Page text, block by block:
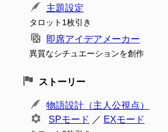
主題設定
タロット1枚引き
即席アイデアメーカー
異質なシチュエーションを創作
ストーリー
物語設計（主人公視点）
SPモード ／ EXモード